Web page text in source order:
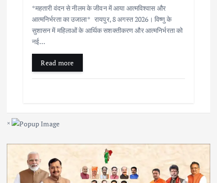
*महतारी वंदन से नीलम के जीवन में आया आत्मविश्वास और
आत्मनिर्भरता का उजाला* रायपुर, 8 अगस्त 2026। विष्णु के
सुशासन में महिलाओं के आर्थिक सशक्तीकरण और आत्मनिर्भरता को
नई…
Read more
×